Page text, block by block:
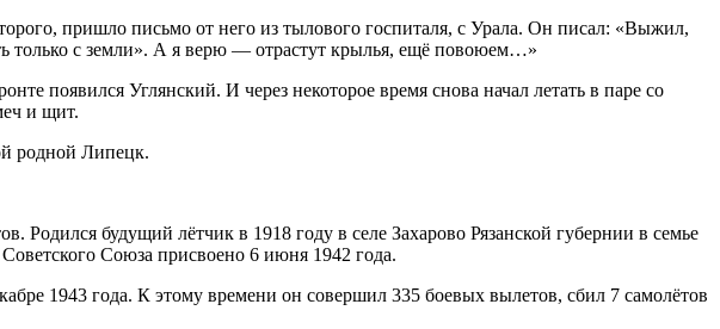
пришло письмо от него из тылового госпиталя, с Урала. Он писал: «Выжил,
только с земли». А я верю — отрастут крылья, ещё повоюем…»
появился Углянский. И через некоторое время снова начал летать в паре со
и щит.
родной Липецк.
будущий лётчик в 1918 году в селе Захарово Рязанской губернии в семье
Союза присвоено 6 июня 1942 года.
1943 года. К этому времени он совершил 335 боевых вылетов, сбил 7 самолётов